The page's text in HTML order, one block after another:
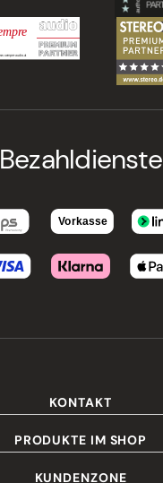
Bezahldienste
KONTAKT
PRODUKTE IM SHOP
KUNDENZONE